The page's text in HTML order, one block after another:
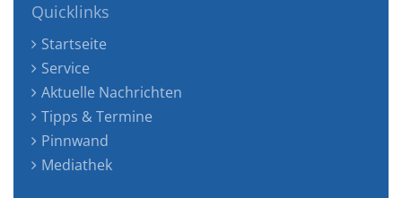
Quicklinks
Startseite
Service
Aktuelle Nachrichten
Tipps & Termine
Pinnwand
Mediathek